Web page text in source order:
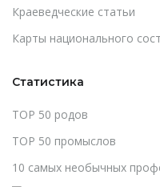
Краеведческие статьи
Карты национального
Статистика
TOP 50 родов
TOP 50 промыслов
10 самых необычных